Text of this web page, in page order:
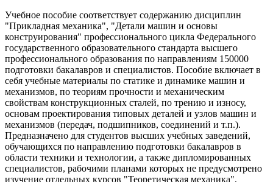
Учебное пособие соответствует содержанию дисциплин
"Прикладная механика", "Детали машин и основы
конструирования" профессионального цикла Федерального
государственного образовательного стандарта высшего
профессионального образования по направлениям 150000
подготовки бакалавров и специалистов. Пособие включает в
себя учебные материалы по статике и динамике машин и
механизмов, по теориям прочности и механическим
свойствам конструкционных сталей, по трению и износу,
основам проектирования типовых деталей и узлов машин и
механизмов (передач, подшипников, соединений и т.п.).
Предназначено для студентов высших учебных заведений,
обучающихся по направлению подготовки бакалавров в
области техники и технологии, а также дипломированных
специалистов, рабочими планами которых не предусмотрено
изучение отдельных курсов "Теоретическая механика",